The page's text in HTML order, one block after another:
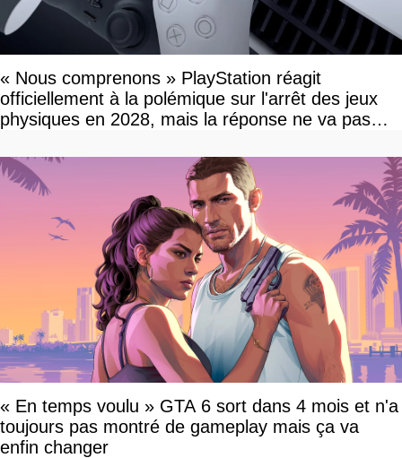
« Nous comprenons » PlayStation réagit
officiellement à la polémique sur l'arrêt des jeux
physiques en 2028, mais la réponse ne va pas
« En temps voulu » GTA 6 sort dans 4 mois et n'a
toujours pas montré de gameplay mais ça va
enfin changer